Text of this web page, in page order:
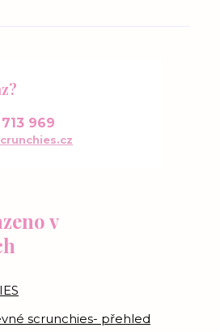
v
scrunchies- přehled
969